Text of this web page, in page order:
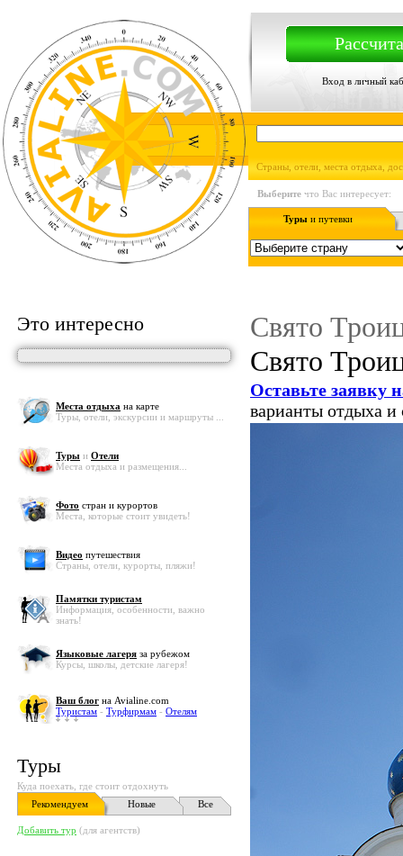
Вход в личный
Страны, отели, места отдыха,
Выберите что Вас интересует:
Туры и путевки
Это интересно
Места отдыха на карте
Туры, отели, экскурсии и маршруты ...
Туры и Отели
Места отдыха и размещения...
Фото стран и курортов
Места, которые стоит увидеть!
Видео путешествия
Страны, отели, курорты, пляжи!
Памятки туристам
Информация, особенности, важно
знать!
Языковые лагеря за рубежом
Курсы, школы, детские лагеря!
Ваш блог на Avialine.com
Туристам - Турфирмам - Отелям
Туры
Куда поехать, где стоит отдохнуть
Рекомендуем
Новые Все
Добавить тур (для агентств)
Свято
Свято
Оставьте заявку
варианты отдыха